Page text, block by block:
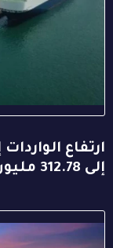
إلى 312.78 مليون في يونيو